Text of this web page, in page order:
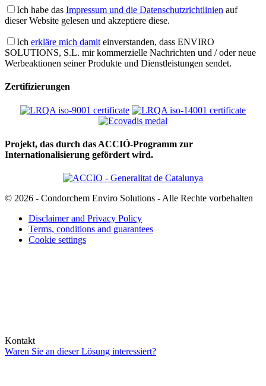
Ich habe das Impressum und die Datenschutzrichtlinien auf
dieser Website gelesen und akzeptiere diese.
Ich erkläre mich damit einverstanden, dass ENVIRO
SOLUTIONS, S.L. mir kommerzielle Nachrichten und / oder neue
Werbeaktionen seiner Produkte und Dienstleistungen sendet.
Zertifizierungen
Projekt, das durch das ACCIÓ-Programm zur
Internationalisierung gefördert wird.
© 2026 - Condorchem Enviro Solutions - Alle Rechte vorbehalten
Disclaimer and Privacy Policy
Terms, conditions and guarantees
Cookie settings
Kontakt
Waren Sie an dieser Lösung interessiert?